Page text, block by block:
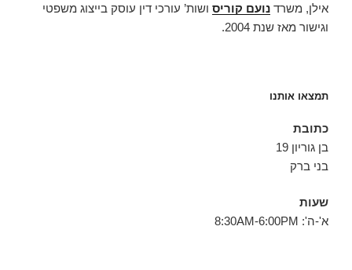
אילן, משרד נועם קוריס ושות’ עורכי דין עוסק בייצוג משפטי
וגישור מאז שנת 2004.
תמצאו אותנו
כתובת
בן גוריון 19
בני ברק
שעות
א'-ה': 8:30AM-6:00PM